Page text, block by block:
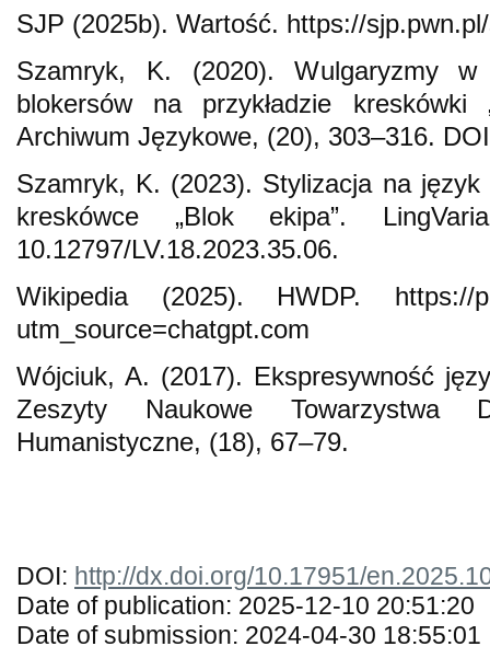
SJP (2025b). Wartość. https://
Szamryk, K. (2020). Wulgaryzmy w
blokersów na przykładzie kreskówki
Archiwum Językowe, (20), 303–316.
Szamryk, K. (2023). Stylizacja na
kreskówce „Blok ekipa”.
10.12797/LV.18.2023.35.06.
Wikipedia (2025). HWDP. https://
utm_source=chatgpt.com
Wójciuk, A. (2017). Ekspresywność
Zeszyty Naukowe Towarzystwa
Humanistyczne, (18), 67–79.
DOI: http://dx.doi.org/10.17951/
Date of publication: 2025-12-10 20:51:20
Date of submission: 2024-04-30 18:55:01